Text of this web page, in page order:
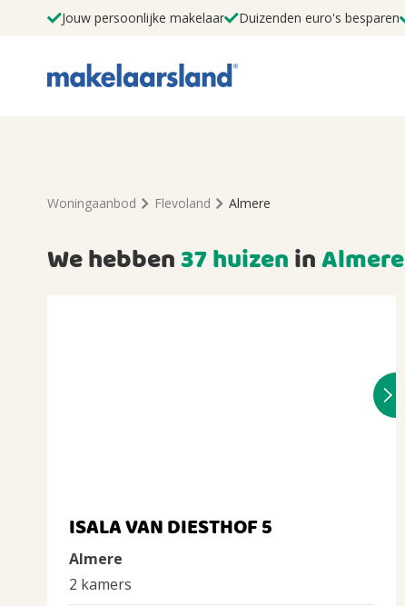
Jouw persoonlijke makelaar Duizenden euro's besparen
Woningaanbod Flevoland Almere
We hebben37 huizeninAlmere
ISALA VAN DIESTHOF 5
Almere
2 kamers